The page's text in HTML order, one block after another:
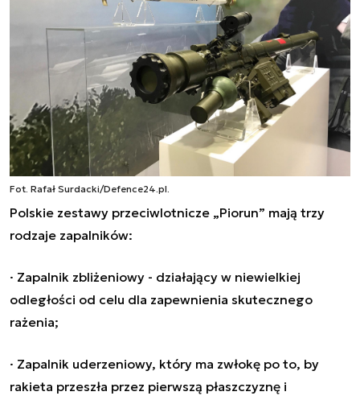
Fot. Rafał Surdacki/Defence24.pl.
Polskie zestawy przeciwlotnicze „Piorun” mają trzy
rodzaje zapalników:
· Zapalnik zbliżeniowy - działający w niewielkiej
odległości od celu dla zapewnienia skutecznego
rażenia;
· Zapalnik uderzeniowy, który ma zwłokę po to, by
rakieta przeszła przez pierwszą płaszczyznę i